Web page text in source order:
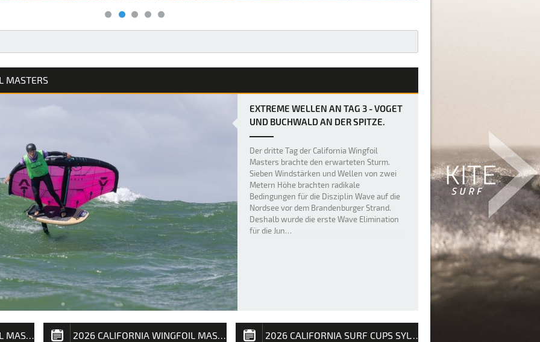
KITESURFEN
MASTERS
EXTREME WELLEN AN TAG 3 - VOGET
UND BUCHWALD AN DER SPITZE.
Der dritte Tag der California Wingfoil
Masters brachte den erwarteten Sturm.
Sieben Windstärken und Wellen von zwei
Metern Höhe brachten radikale
Bedingungen für die Disziplin Wave auf die
Nordsee vor dem Brandenburger Strand.
Deshalb wurde die erste Wave Elimination
für die Jun…
2026 CALIFORNIA WINGFOIL MASTERS SYLT 2026 CALIFORNIA WINGFOIL MASTERS SYLT 2026 CALIFORNIA SURF CUPS SYLT / INTERNATIONALE DEUTSCHE MEISTERSCHAFT